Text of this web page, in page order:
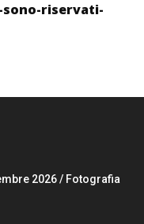
riservati-
2026 / Fotografia